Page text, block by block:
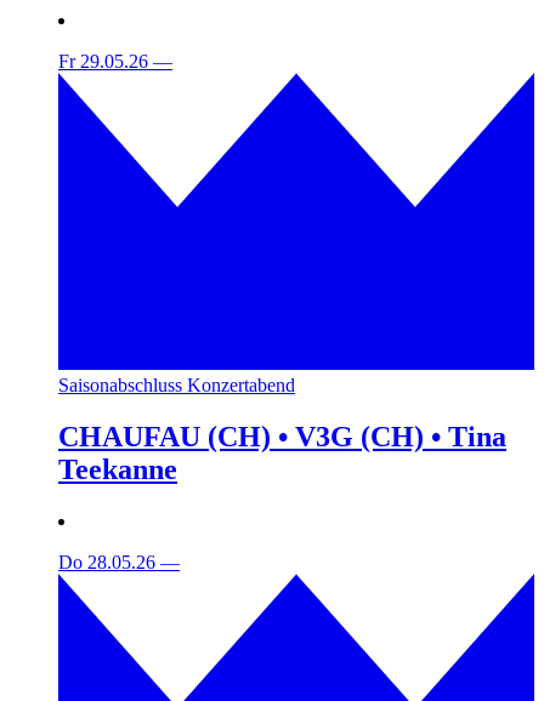
Fr 29.05.26 —
Saisonabschluss Konzertabend
CHAUFAU (CH) • V3G (CH) • Tina
Teekanne
Do 28.05.26 —